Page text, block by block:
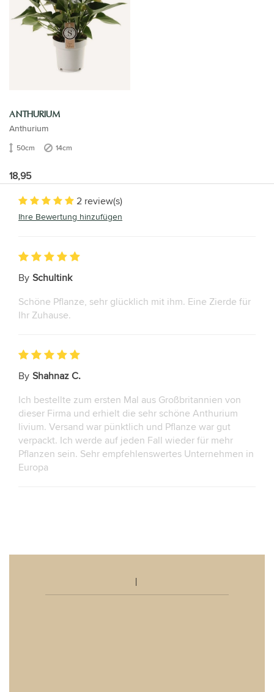
ANTHURIUM
Anthurium
50cm 14cm
18,95
2 review(s)
Ihre Bewertung hinzufügen
By Schultink
Schöne Pflanze, sehr glücklich mit ihm. Eine Zierde für
Ihr Zuhause.
By Shahnaz C.
Ich bestellte zum ersten Mal aus Großbritannien von
dieser Firma und erhielt die sehr schöne Anthurium
livium. Versand war pünktlich und Pflanze war gut
verpackt. Ich werde auf jeden Fall wieder für mehr
Pflanzen sein. Sehr empfehlenswertes Unternehmen in
Europa